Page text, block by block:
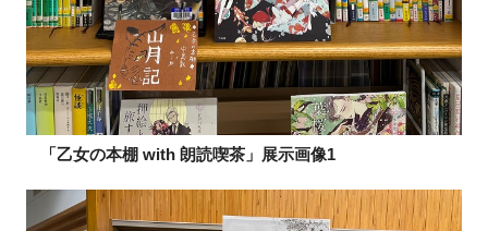
「乙女の本棚 with 朗読喫茶」展示画像1